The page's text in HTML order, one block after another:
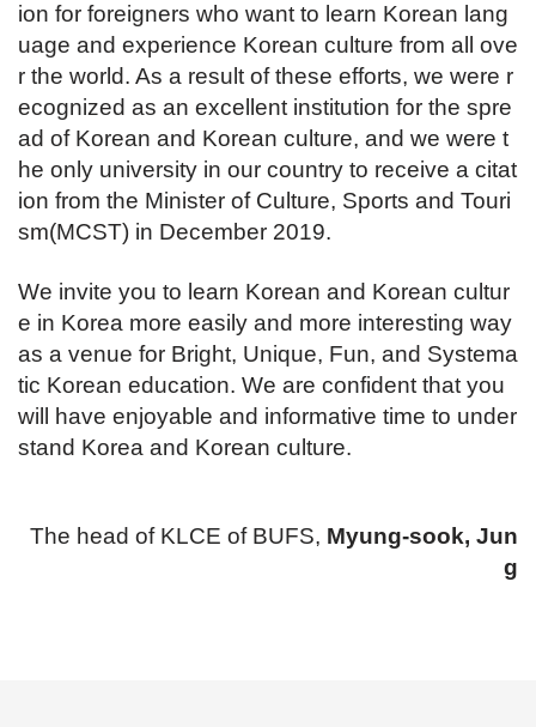
ion for foreigners who want to learn Korean lang
uage and experience Korean culture from all ove
r the world. As a result of these efforts, we were r
ecognized as an excellent institution for the spre
ad of Korean and Korean culture, and we were t
he only university in our country to receive a citat
ion from the Minister of Culture, Sports and Touri
sm(MCST) in December 2019.
We invite you to learn Korean and Korean cultur
e in Korea more easily and more interesting way
as a venue for Bright, Unique, Fun, and Systema
tic Korean education. We are confident that you
will have enjoyable and informative time to under
stand Korea and Korean culture.
The head of KLCE of BUFS, Myung-sook, Jun
g